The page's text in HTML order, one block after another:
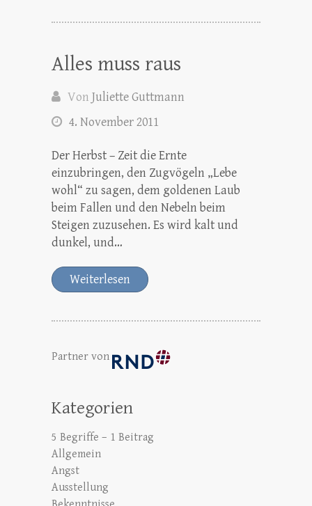
Alles muss raus
Von Juliette Guttmann
4. November 2011
Der Herbst – Zeit die Ernte
einzubringen, den Zugvögeln „Lebe
wohl“ zu sagen, dem goldenen Laub
beim Fallen und den Nebeln beim
Steigen zuzusehen. Es wird kalt und
dunkel, und…
Weiterlesen
Partner von
Kategorien
5 Begriffe – 1 Beitrag
Allgemein
Angst
Ausstellung